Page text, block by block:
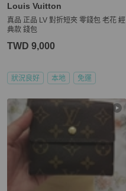
Louis Vuitton
真品 正品 LV 對折短夾 零錢包 老花 經
典款 錢包
TWD 9,000
狀況良好 本地 免運